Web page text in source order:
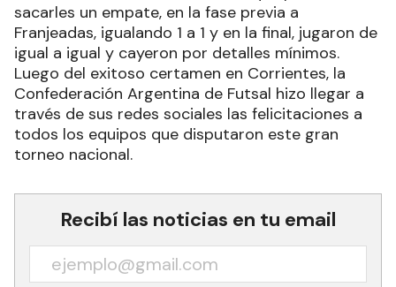
sacarles un empate, en la fase previa a
Franjeadas, igualando 1 a 1 y en la final, jugaron de
igual a igual y cayeron por detalles mínimos.
Luego del exitoso certamen en Corrientes, la
Confederación Argentina de Futsal hizo llegar a
través de sus redes sociales las felicitaciones a
todos los equipos que disputaron este gran
torneo nacional.
Recibí las noticias en tu email